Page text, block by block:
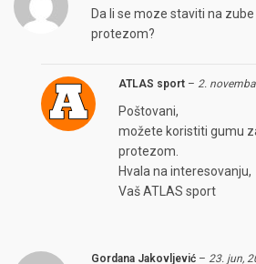
Da li se moze staviti na
protezom?
ATLAS sport – 2.
Poštovani,
možete koristiti gumu
protezom.
Hvala na interesovanju,
Vaš ATLAS sport
Gordana Jakovljević – 23. jun,